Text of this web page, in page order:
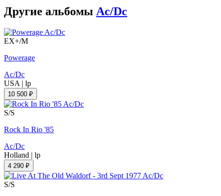
Другие альбомы Ac/Dc
EX+/M
Powerage
Ac/Dc
USA | lp
10 500 ₽
S/S
Rock In Rio '85
Ac/Dc
Holland | lp
4 290 ₽
S/S